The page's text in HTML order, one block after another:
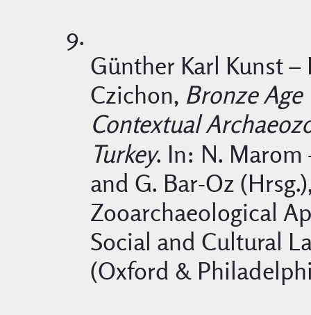
Günther Karl Kunst
Czichon, Bronze Age
Contextual
Turkey. In: N. Marom
and G. Bar-Oz
Zooarchaeological
Social and Cultural
(Oxford &